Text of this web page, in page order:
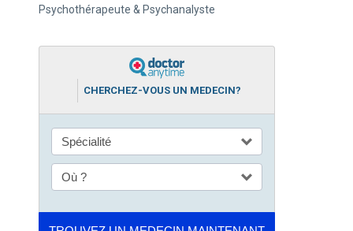
Psychothérapeute & Psychanalyste
CHERCHEZ-VOUS UN MEDECIN?